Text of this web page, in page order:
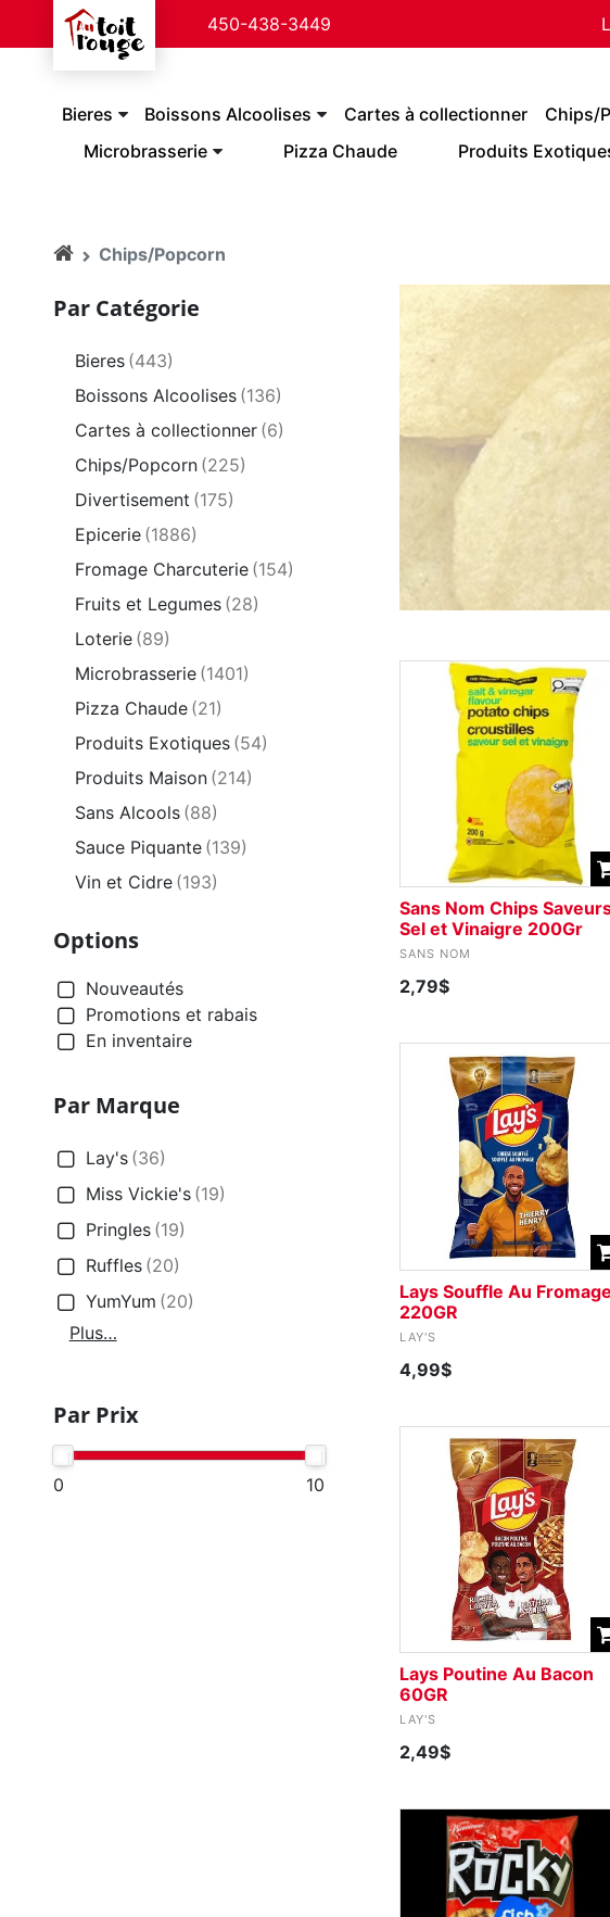
450-438-3449
Bieres Boissons Alcoolises Cartes à collectionner Chips/
Microbrasserie
Pizza Chaude Produits
Chips/Popcorn
Par Catégorie
Bieres (443)
Boissons Alcoolises (136)
Cartes à collectionner (6)
Chips/Popcorn (225)
Divertisement (175)
Epicerie (1886)
Fromage Charcuterie (154)
Fruits et Legumes (28)
Loterie (89)
Microbrasserie (1401)
Pizza Chaude (21)
Produits Exotiques (54)
Produits Maison (214)
Sans Alcools (88)
Sauce Piquante (139)
Vin et Cidre (193)
Options
Nouveautés
Promotions et rabais
En inventaire
Par Marque
Lay's (36)
Miss Vickie's (19)
Pringles (19)
Ruffles (20)
YumYum (20)
Plus…
Par Prix
0 10
Sans Nom Chips
Sel et Vinaigre 200Gr
SANS NOM
2,79$
Lays Souffle Au Fromage
220GR
LAY'S
4,99$
Lays Poutine Au Bacon
60GR
LAY'S
2,49$